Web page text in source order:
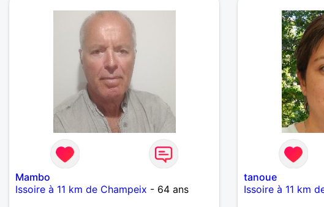
Mambo
Issoire à 11 km de Champeix - 64 ans
tanoue
Issoire à 11 km